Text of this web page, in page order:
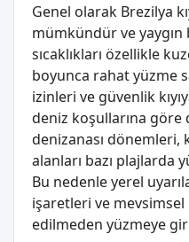
Genel olarak Brezilya
mümkündür ve
sıcaklıkları özellikle
boyunca rahat yüzme
izinleri ve güvenlik
deniz koşullarına göre
denizanası dönemleri,
alanları bazı plajlarda
Bu nedenle yerel
işaretleri ve
edilmeden yüzmeye